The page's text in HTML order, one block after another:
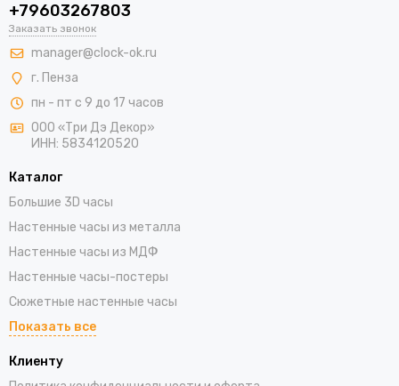
+79603267803
Заказать звонок
manager@clock-ok.ru
г. Пенза
пн - пт с 9 до 17 часов
ООО «Три Дэ Декор»
ИНН: 5834120520
Каталог
Большие 3D часы
Настенные часы из металла
Настенные часы из МДФ
Настенные часы-постеры
Сюжетные настенные часы
Показать все
Клиенту